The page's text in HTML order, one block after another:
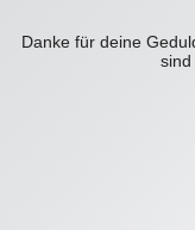
Danke für deine
sind